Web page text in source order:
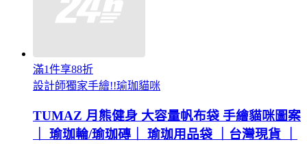
滿1件享88折
設計師獨家手繪!!瑜珈貓咪
TUMAZ 月熊健身 大容量帆布袋 手繪貓咪圖案
｜ 瑜珈輪/瑜珈磚｜ 瑜珈用品袋 ｜台灣現貨 ｜